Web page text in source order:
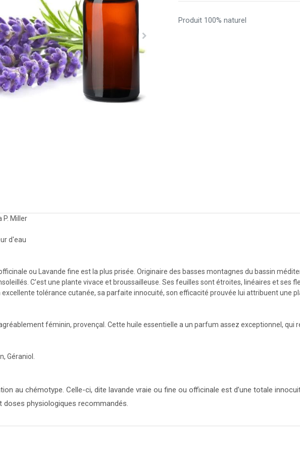
Produit 100% naturel
P. Miller
d'eau
ou Lavande fine est la plus prisée. Originaire des basses montagnes du bassin
C’est une plante vivace et broussailleuse. Ses feuilles sont étroites, linéaires et ses
tolérance cutanée, sa parfaite innocuité, son efficacité prouvée lui attribuent une
féminin, provençal. Cette huile essentielle a un parfum assez exceptionnel, qui
Géraniol.
au chémotype. Celle-ci, dite lavande vraie ou fine ou officinale est d’une totale
physiologiques recommandés.